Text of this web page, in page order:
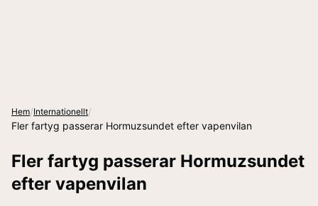
Hem/Internationellt/
Fler fartyg passerar Hormuzsundet efter vapenvilan
Fler fartyg passerar Hormuzsundet
efter vapenvilan